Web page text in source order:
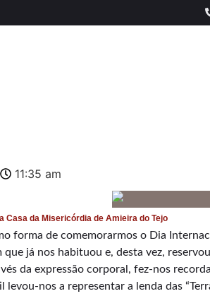
11:35 am
Casa da Misericórdia de Amieira do Tejo
forma de comemorarmos o Dia
que já nos habituou e, desta vez,
da expressão corporal, fez-nos
levou-nos a representar a lenda das